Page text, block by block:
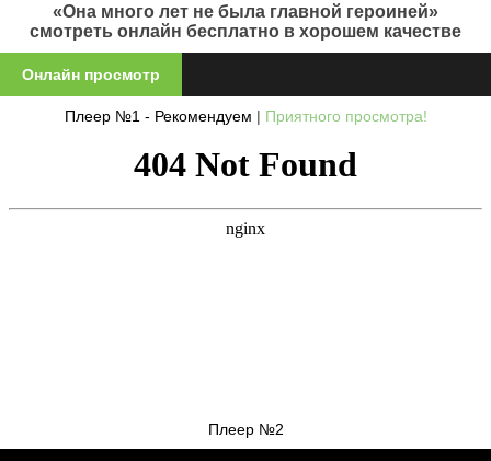
«Она много лет не была главной героиней»
смотреть онлайн бесплатно в хорошем качестве
Онлайн просмотр
Плеер №1 - Рекомендуем | Приятного просмотра!
Плеер №2